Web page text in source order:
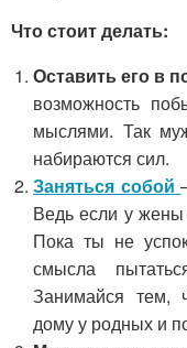
Что стоит делать:
Оставить его в
возможность
мыслями. Так
набираются сил.
Заняться собой
Ведь если у
Пока ты не
смысла
Занимайся тем,
дому у родных и